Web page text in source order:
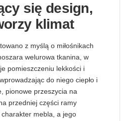
się design,
klimat
z myślą o miłośnikach
welurowa tkanina, w
pomieszczeniu lekkości i
do niego ciepło i
pionowe przeszycia na
przedniej części ramy
mebla, a jego